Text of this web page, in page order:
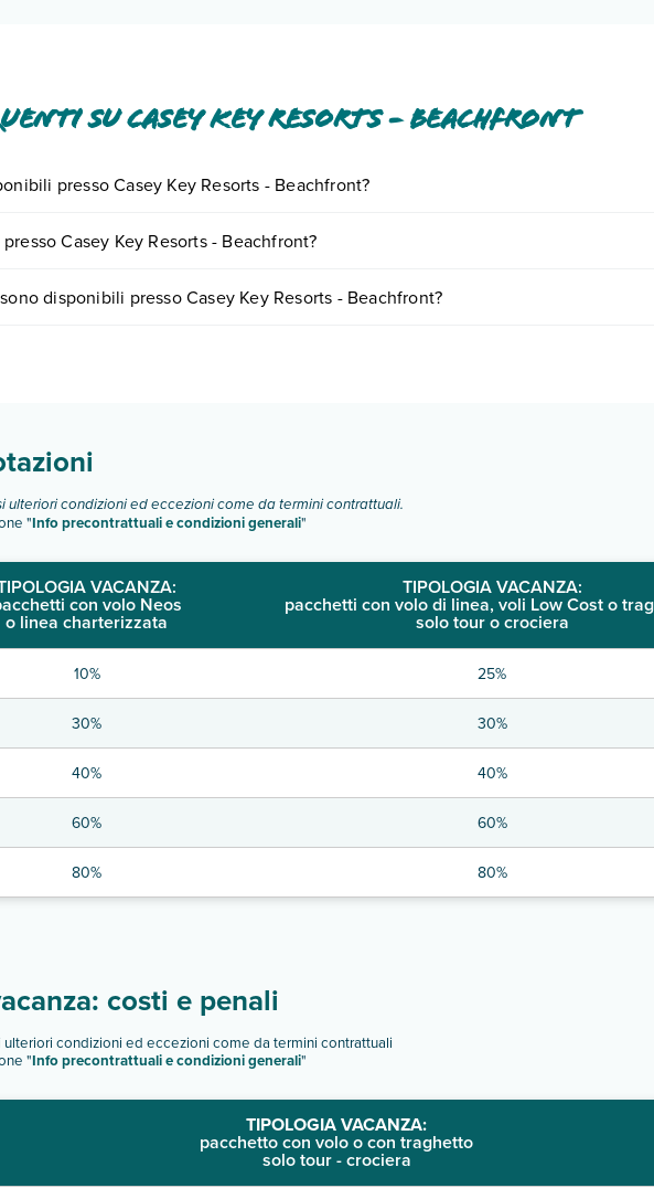
su Casey Key Resorts - Beachfront
presso Casey Key Resorts - Beachfront?
un appuntamento.
Casey Key Resorts - Beachfront?
disponibili presso Casey Key Resorts - Beachfront?
ulteriori condizioni ed eccezioni come da termini contrattuali.
"Info precontrattuali e condizioni generali"
VACANZA:
con volo Neos
o linea charterizzata
TIPOLOGIA VACANZA:
pacchetti con volo di linea, voli Low Cost o
solo tour o crociera
10% 25%
30% 30%
40% 40%
60% 60%
80% 80%
costi e penali
ulteriori condizioni ed eccezioni come da termini contrattuali
"Info precontrattuali e condizioni generali"
TIPOLOGIA VACANZA:
pacchetto con volo o con traghetto
solo tour - crociera